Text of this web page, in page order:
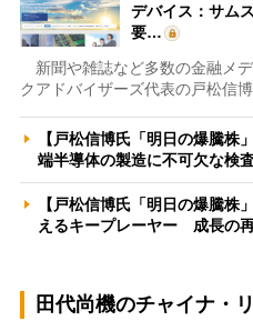
デバイス：サム
要…
新聞や雑誌など多数の金融メ
クアドバイザーズ代表の戸松信
【戸松信博氏「明日の爆騰株
端半導体の製造に不可欠な検
【戸松信博氏「明日の爆騰株
えるキープレーヤー 成長の
田代尚機のチャイナ・